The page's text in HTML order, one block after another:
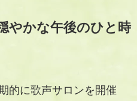
やかな午後のひと時
的に歌声サロンを開催